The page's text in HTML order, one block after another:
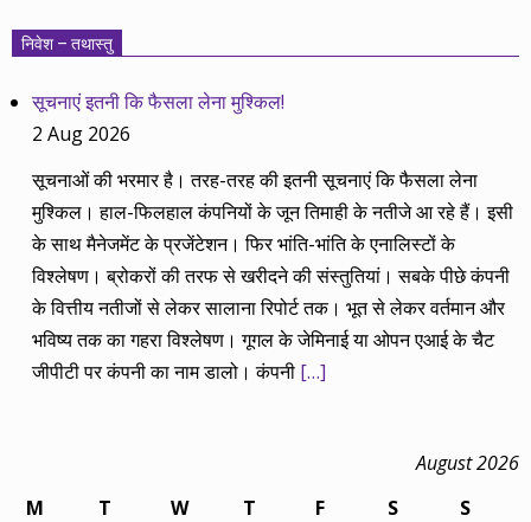
निवेश – तथास्तु
सूचनाएं इतनी कि फैसला लेना मुश्किल!
2 Aug 2026
सूचनाओं की भरमार है। तरह-तरह की इतनी सूचनाएं कि फैसला लेना
मुश्किल। हाल-फिलहाल कंपनियों के जून तिमाही के नतीजे आ रहे हैं। इसी
के साथ मैनेजमेंट के प्रजेंटेशन। फिर भांति-भांति के एनालिस्टों के
विश्लेषण। ब्रोकरों की तरफ से खरीदने की संस्तुतियां। सबके पीछे कंपनी
के वित्तीय नतीजों से लेकर सालाना रिपोर्ट तक। भूत से लेकर वर्तमान और
भविष्य तक का गहरा विश्लेषण। गूगल के जेमिनाई या ओपन एआई के चैट
जीपीटी पर कंपनी का नाम डालो। कंपनी […]
August 2026
M
T W T F S
S